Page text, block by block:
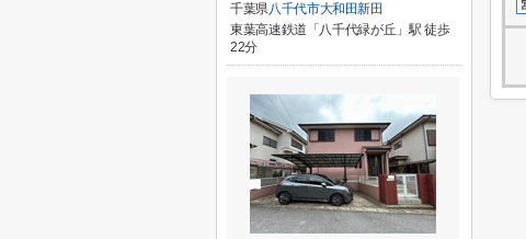
千葉県八千代市大和田新田
東葉高速鉄道「八千代緑が丘」駅 徒歩
22分